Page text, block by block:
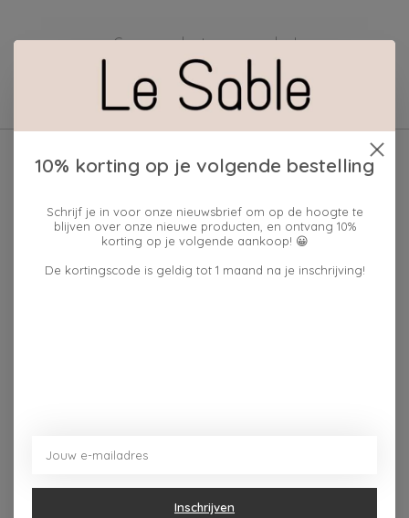
Geen producten gevonden!
10% korting op je volgende bestelling
Schrijf je in voor onze nieuwsbrief om op de hoogte te
blijven over onze nieuwe producten, en ontvang 10%
korting op je volgende aankoop! 😀
De kortingscode is geldig tot 1 maand na je inschrijving!
Inschrijven